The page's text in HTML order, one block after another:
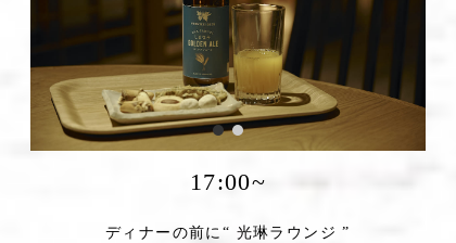
17:00~
ディナーの前に“ 光琳ラウンジ ”